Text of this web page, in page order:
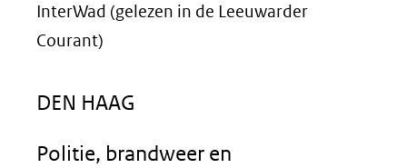
InterWad (gelezen in de Leeuwarder
Courant)
DEN HAAG
Politie, brandweer en